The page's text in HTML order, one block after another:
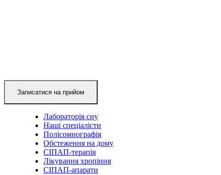
Лабораторія сну
Наші спеціалісти
Полісомнографія
Обстеження на дому
СІПАП-терапія
Лікування хропіння
СІПАП-апарати